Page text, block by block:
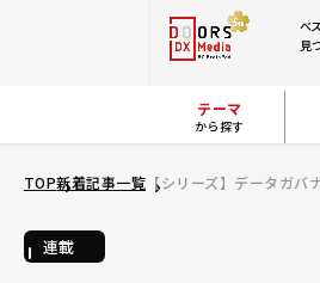
ベ
見
テーマ
から探す
TOP新着記事一覧
連載